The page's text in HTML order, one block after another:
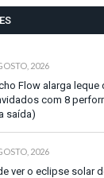
2026
Flow alarga leque
com 8
saída)
2026
ver o eclipse solar